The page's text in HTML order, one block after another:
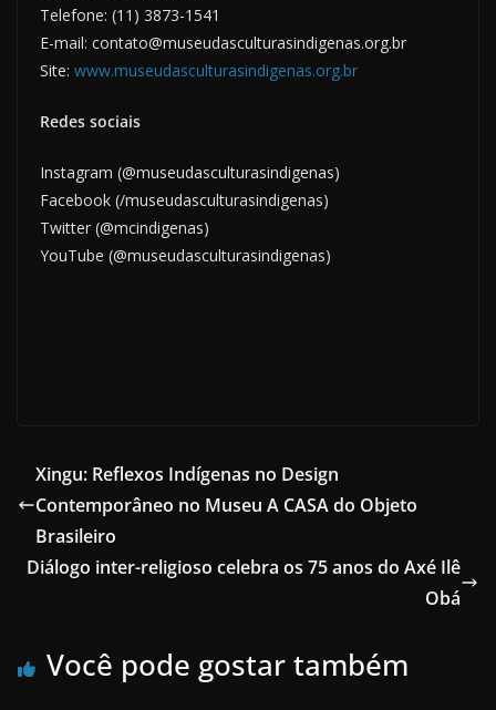
Telefone: (11) 3873-1541
E-mail: contato@museudasculturasindigenas.org.br
Site: www.museudasculturasindigenas.org.br
Redes sociais
Instagram (@museudasculturasindigenas)
Facebook (/museudasculturasindigenas)
Twitter (@mcindigenas)
YouTube (@museudasculturasindigenas)
Xingu: Reflexos Indígenas no Design
Contemporâneo no Museu A CASA do Objeto
Brasileiro
Diálogo inter-religioso celebra os 75 anos do Axé Ilê
Obá
Você pode gostar também